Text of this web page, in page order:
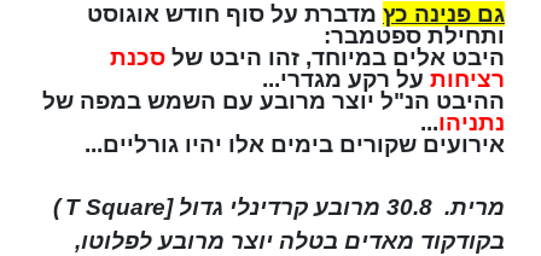
גם פנינה כץ מדברת על סוף חודש אוגוסט
ותחילת ספטמבר:
היבט אלים במיוחד, זהו היבט של סכנת
רציחות על רקע מגדרי...
ההיבט הנ"ל יוצר מרובע עם השמש במפה של
נתניהו...
אירועים שקורים בימים אלו יהיו גורליים...
מרית. 30.8 מרובע קרדינלי גדול [ T Square
)
בקודקוד מאדים בטלה יוצר מרובע לפלוטו,